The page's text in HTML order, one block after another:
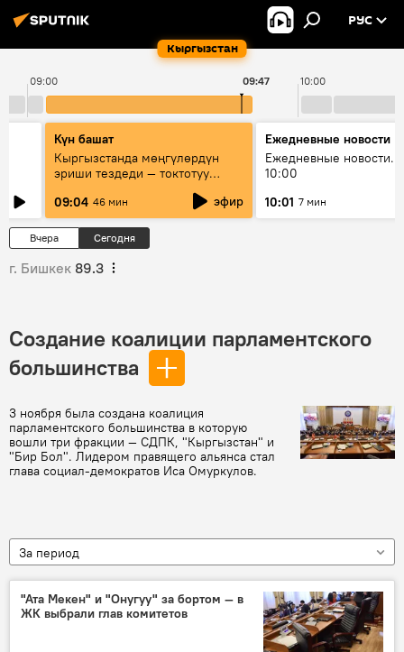
Кыргызстан
РУС
09:00 10:00
09:47
Күн башат
Кыргызстанда мөңгүлөрдүн
эриши тездеди — токтотуу
09:04 46 мин эфир
Ежедневные новости
Ежедневные новости.
10:00
10:01 7 мин
Вчера Сегодня
г. Бишкек 89.3
Создание коалиции парламентского
большинства
3 ноября была создана коалиция
парламентского большинства в которую
вошли три фракции — СДПК, "Кыргызстан" и
"Бир Бол". Лидером правящего альянса стал
глава социал-демократов Иса Омуркулов.
За период
"Ата Мекен" и "Онугуу" за бортом — в
ЖК выбрали глав комитетов